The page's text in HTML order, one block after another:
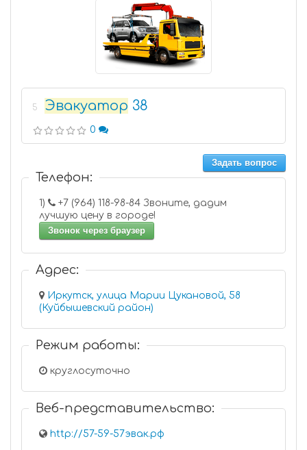
5 Эвакуатор 38
0
Задать вопрос
Телефон:
1)
лучшую цену в городе!
Звонок через браузер
Адрес:
Иркутск, улица Марии Цукановой, 58
(Куйбышевский район)
Режим работы:
круглосуточно
Веб-представительство:
http://57-59-57эвак.рф